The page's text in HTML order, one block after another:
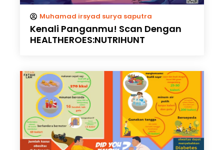
Muhamad irsyad surya saputra
Kenali Panganmu! Scan Dengan
HEALTHEROES:NUTRIHUNT